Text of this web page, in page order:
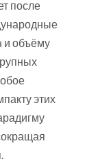
после
и объёму
этих